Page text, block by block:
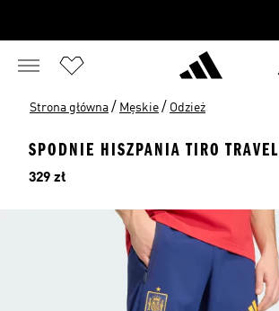
Strona główna / Męskie / Odzież
SPODNIE HISZPANIA TIRO TRAVEL
Cena
329 zł